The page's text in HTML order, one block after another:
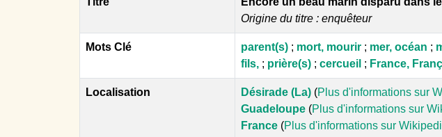
Origine du titre : enquêteur
Mots Clé parent(s) ; mort, mourir ; mer, océan ;
fils, ; prière(s) ; cercueil ; France,
Localisation Désirade (La) (Plus d'informations sur
Guadeloupe (Plus d'informations sur
France (Plus d'informations sur